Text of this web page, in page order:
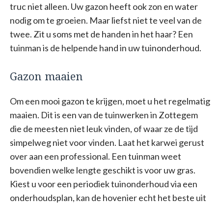
truc niet alleen. Uw gazon heeft ook zon en water
nodig om te groeien. Maar liefst niet te veel van de
twee. Zit u soms met de handen in het haar? Een
tuinman is de helpende hand in uw tuinonderhoud.
Gazon maaien
Om een mooi gazon te krijgen, moet u het regelmatig
maaien. Dit is een van de tuinwerken in Zottegem
die de meesten niet leuk vinden, of waar ze de tijd
simpelweg niet voor vinden. Laat het karwei gerust
over aan een professional. Een tuinman weet
bovendien welke lengte geschikt is voor uw gras.
Kiest u voor een periodiek tuinonderhoud via een
onderhoudsplan, kan de hovenier echt het beste uit